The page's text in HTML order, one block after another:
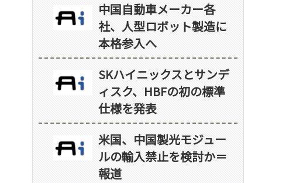
中国自動車メーカー各
社、人型ロボット製造に
本格参入へ
SKハイニックスとサンデ
ィスク、HBFの初の標準
仕様を発表
米国、中国製光モジュー
ルの輸入禁止を検討か＝
報道